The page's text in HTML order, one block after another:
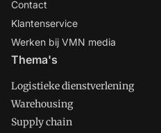
Contact
Klantenservice
Werken bij VMN media
Thema's
Logistieke dienstverlening
Warehousing
Supply chain